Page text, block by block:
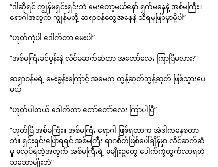
“ဒါဆိုရင် ကျွန်မရှင်းရှင်းဘဲ မေးတော့မယ်နော် ရှက်မနေနဲ့ အစ်မကြီး။
ရောဂါအတွက် ကျွန်မတို့ ဆရာဝန်တွေအနေနဲ့ သိရမှဖြစ်မှာမို့ပါ”
“ဟုတ်ကဲ့ပါ ဒေါက်တာ မေးပါ”
“အစ်မကြီးခင်ပွန်းနဲ့ လိင်မဆက်ဆံတာ အတော်လေး ကြာပြီမလား?”
ဆရာဝန်မရဲ့ မေးခွန်းကြောင့် အမေက တွန့်ဆုတ်တွန့်ဆုတ် ဖြစ်သွားပေ
မယ့်
“ဟုတ်ပါတယ် ဒေါက်တာ တော်တော်လေး ကြာပါပြီ”
“ဟုတ်ပြီ အစ်မကြီး။ အစ်မကြီး ရောဂါ ဖြစ်ရတာက အဲဒါကနေစတာ
ဘဲ။ ရှင်းရှင်းပြောရရင် အစ်မကြီး ရာဂစိတ်ဖြစ်ပေါ်ချိန်မှာ လိင်ဆက်ဆံ
မှု မလုပ်ရတဲ့အတွက် အစ်မကြီးရဲ့ မမျိုးဥတွေ ပေါက်ကွဲထွက်လာရတဲ့
သဘောမျိုးဘဲ”